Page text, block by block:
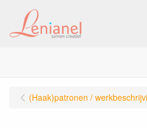
(Haak)patronen /